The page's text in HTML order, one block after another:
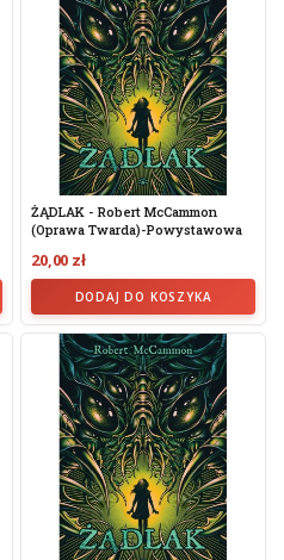
ŻĄDLAK - Robert McCammon
(oprawa Twarda)-Powystawowa
20,00 zł
DODAJ DO KOSZYKA